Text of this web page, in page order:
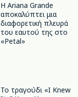
Η Ariana Grande
αποκαλύπτει μια
διαφορετική πλευρά
του εαυτού της στο
«Petal»
Το τραγούδι «I Knew